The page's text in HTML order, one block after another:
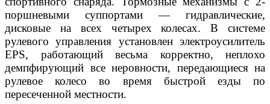
поршневыми суппортами — гидравлические,
дисковые на всех четырехколесах. В системе
рулевого управления установлен электроусилитель
EPS, работающий весьма корректно, неплохо
демпфирующий все неровности, передающиеся на
рулевое колесо во время быстрой езды по
пересеченной местности.